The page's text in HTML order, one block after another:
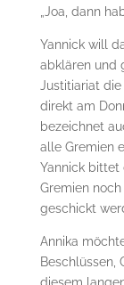
„Joa, dann
Yannick will
abklären und
Justitiariat
direkt am
bezeichnet
alle Gremien
Yannick bittet
Gremien
geschickt
Annika
Beschlüssen,